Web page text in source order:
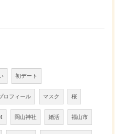
初デート
ロフィール マスク 桜
岡山神社 婚活 福山市